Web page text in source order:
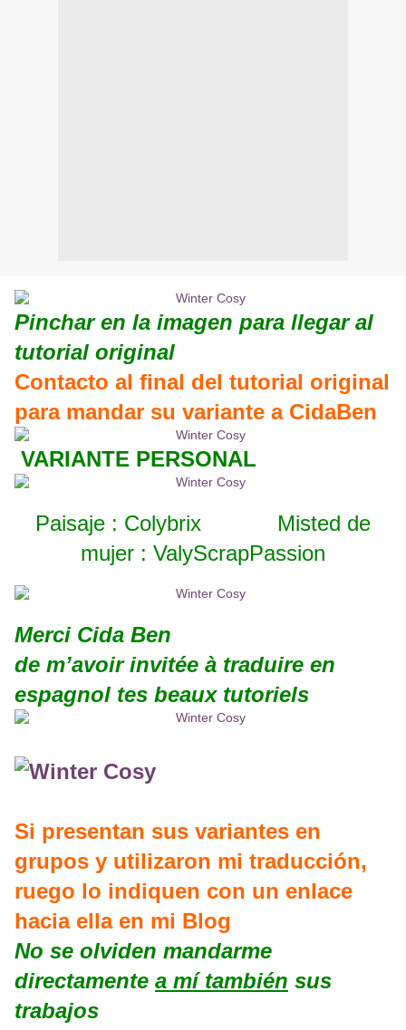
Pinchar en la imagen para llegar al
tutorial original
Contacto al final del tutorial original
para mandar su variante a CidaBen
VARIANTE PERSONAL
Paisaje : Colybrix Misted de
mujer : ValyScrapPassion
Merci Cida Ben
de m’avoir invitée à traduire en
espagnol tes beaux tutoriels
Si presentan sus variantes en
grupos y utilizaron mi traducción,
ruego lo indiquen con un enlace
hacia ella en mi Blog
No se olviden mandarme
directamente a mí también sus
trabajos